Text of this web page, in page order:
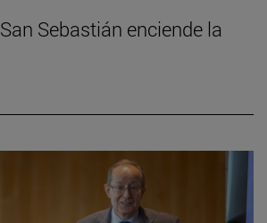
Sebastián enciende la